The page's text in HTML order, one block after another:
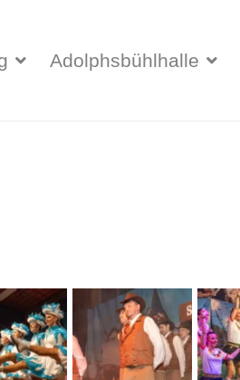
Adolphsbühlhalle